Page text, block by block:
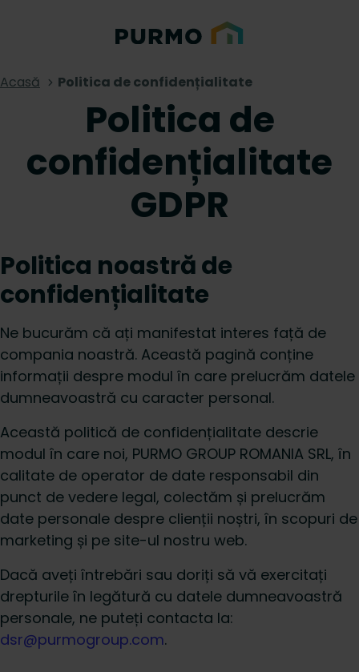
Acasă Politica de confidențialitate
Politica de
confidențialitate
GDPR
Politica noastră de
confidențialitate
Ne bucurăm că ați manifestat interes față de
compania noastră. Această pagină conține
informații despre modul în care prelucrăm datele
dumneavoastră cu caracter personal.
Această politică de confidențialitate descrie
modul în care noi, PURMO GROUP ROMANIA SRL, în
calitate de operator de date responsabil din
punct de vedere legal, colectăm și prelucrăm
date personale despre clienții noștri, în scopuri de
marketing și pe site-ul nostru web.
Dacă aveți întrebări sau doriți să vă exercitați
drepturile în legătură cu datele dumneavoastră
personale, ne puteți contacta la:
dsr@purmogroup.com.